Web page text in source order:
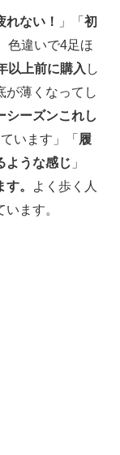
ない！ 」「 初
色違いで4足ほ
以上前に購入 し
が薄くなってし
シーズンこれし
います」「 履
ような感じ 」
。
よく歩く人
ます。